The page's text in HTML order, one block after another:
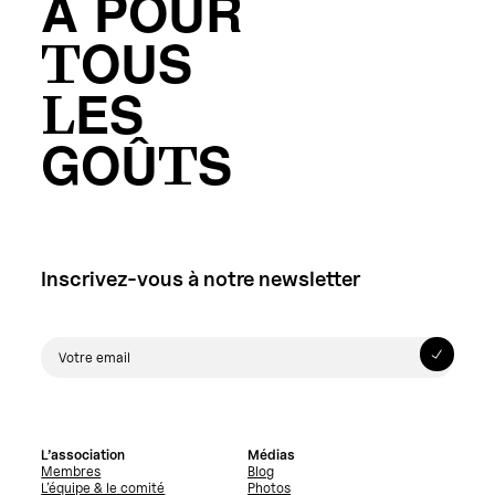
A POUR
TOUS
LES
GOÛTS
Inscrivez-vous à notre newsletter
L’association
Membres
L’équipe & le comité
Médias
Blog
Photos